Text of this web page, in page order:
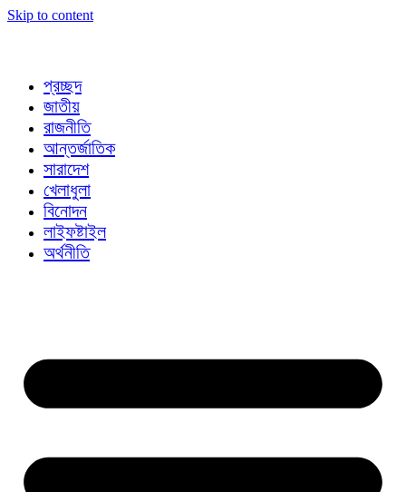
Skip to content
প্রচ্ছদ
জাতীয়
রাজনীতি
আন্তর্জাতিক
সারাদেশ
খেলাধুলা
বিনোদন
লাইফষ্টাইল
অর্থনীতি